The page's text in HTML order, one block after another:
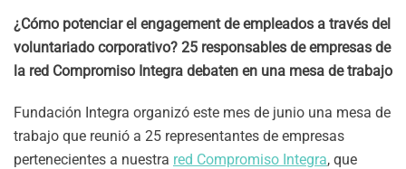
¿Cómo potenciar el engagement de empleados a través del
voluntariado corporativo? 25 responsables de empresas de
la red Compromiso Integra debaten en una mesa de trabajo
Fundación Integra organizó este mes de junio una mesa de
trabajo que reunió a 25 representantes de empresas
pertenecientes a nuestra red Compromiso Integra, que